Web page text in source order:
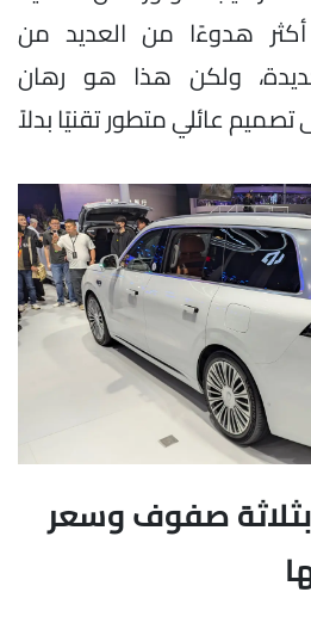
الشكلية، تبدو D19 أكثر هدوءًا من العديد من
ولكن هذا هو رهان
عائلي متطور تقنيًا بدلاً
ليب موتور D19 بثلاثة صفوف وسعر